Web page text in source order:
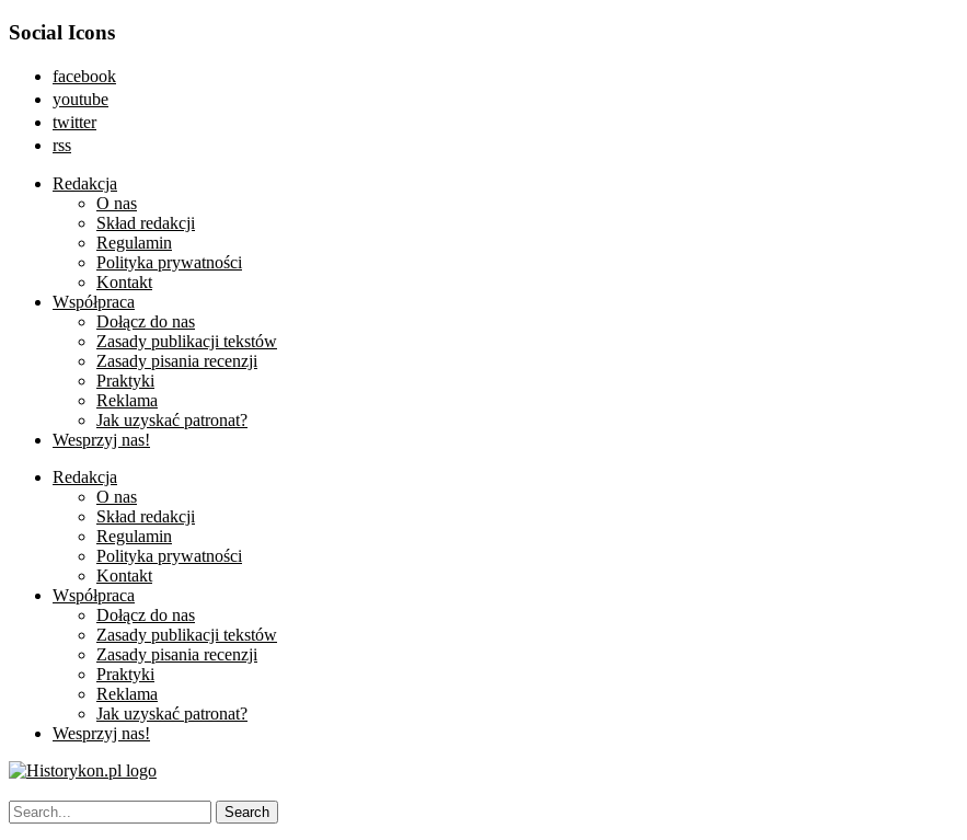
Social Icons
facebook
youtube
twitter
rss
Redakcja
O nas
Skład redakcji
Regulamin
Polityka prywatności
Kontakt
Współpraca
Dołącz do nas
Zasady publikacji tekstów
Zasady pisania recenzji
Praktyki
Reklama
Jak uzyskać patronat?
Wesprzyj nas!
Redakcja
O nas
Skład redakcji
Regulamin
Polityka prywatności
Kontakt
Współpraca
Dołącz do nas
Zasady publikacji tekstów
Zasady pisania recenzji
Praktyki
Reklama
Jak uzyskać patronat?
Wesprzyj nas!